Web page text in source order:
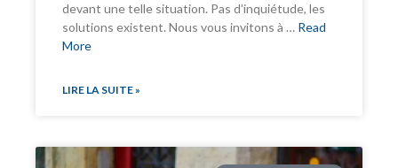
devant une telle situation. Pas d’inquiétude, les
solutions existent. Nous vous invitons à … Read
More
LIRE LA SUITE »